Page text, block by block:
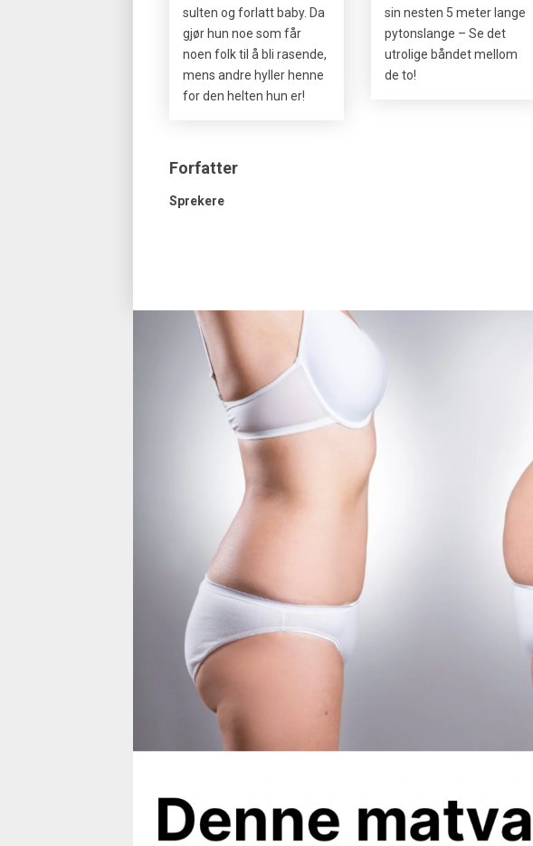
sulten og forlatt baby. Da
gjør hun noe som får
noen folk til å bli rasende,
mens andre hyller henne
for den helten hun er!
sin nesten 5 meter lange
pytonslange – Se det
utrolige båndet mellom
de to!
Forfatter
Sprekere